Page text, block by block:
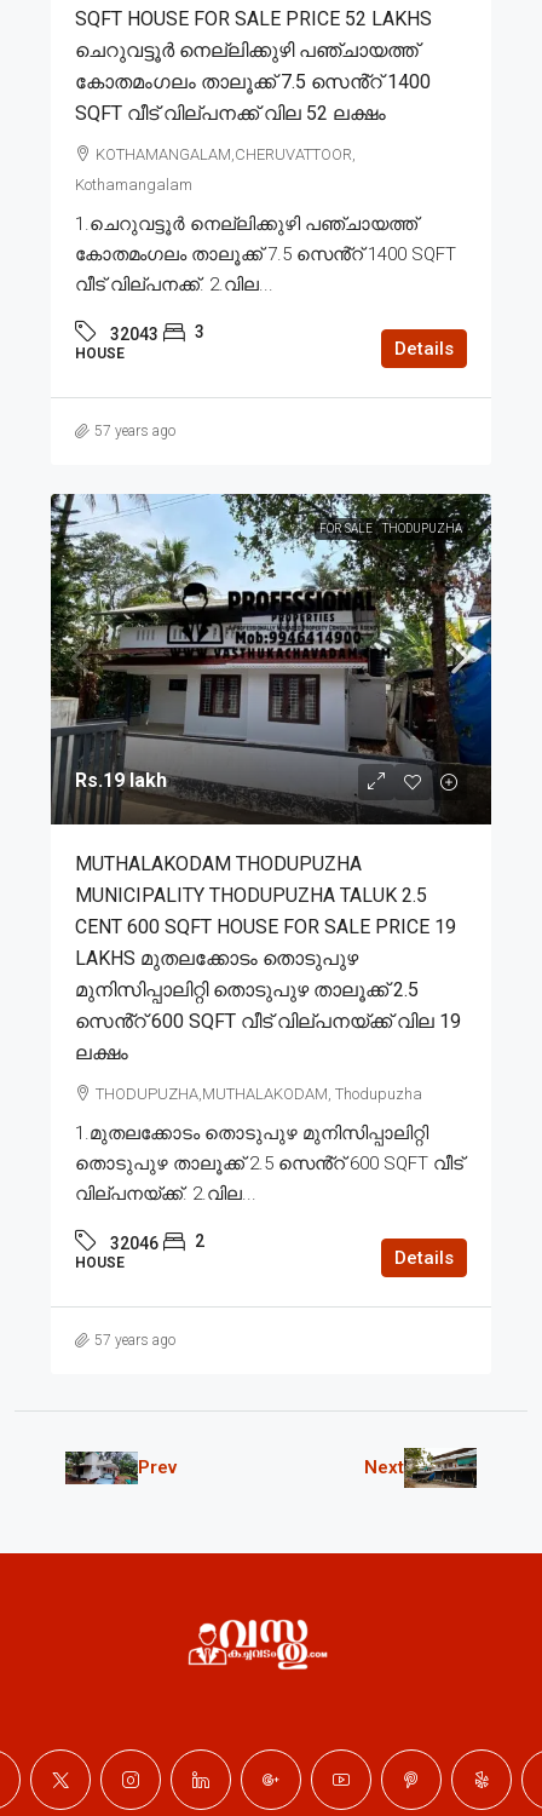
SQFT HOUSE FOR SALE PRICE 52 LAKHS
ചെറുവട്ടൂർ നെല്ലിക്കുഴി പഞ്ചായത്ത്
കോതമംഗലം താലൂക്ക് 7.5 സെൻ്റ് 1400
SQFT വീട് വില്പനക്ക് വില 52 ലക്ഷം
KOTHAMANGALAM,CHERUVATTOOR,
Kothamangalam
1.ചെറുവട്ടൂർ നെല്ലിക്കുഴി പഞ്ചായത്ത്
കോതമംഗലം താലൂക്ക് 7.5 സെൻ്റ് 1400 SQFT
വീട് വില്പനക്ക്. 2.വില...
32043 3
HOUSE Details
57 years ago
FOR SALE THODUPUZHA
Rs.19 lakh
MUTHALAKODAM THODUPUZHA
MUNICIPALITY THODUPUZHA TALUK 2.5
CENT 600 SQFT HOUSE FOR SALE PRICE 19
LAKHS മുതലക്കോടം തൊടുപുഴ
മുനിസിപ്പാലിറ്റി തൊടുപുഴ താലൂക്ക് 2.5
സെൻ്റ് 600 SQFT വീട് വില്പനയ്ക്ക് വില 19
ലക്ഷം
THODUPUZHA,MUTHALAKODAM, Thodupuzha
1.മുതലക്കോടം തൊടുപുഴ മുനിസിപ്പാലിറ്റി
തൊടുപുഴ താലൂക്ക് 2.5 സെൻ്റ് 600 SQFT വീട്
വില്പനയ്ക്ക്. 2.വില...
32046 2
HOUSE Details
57 years ago
Prev Next